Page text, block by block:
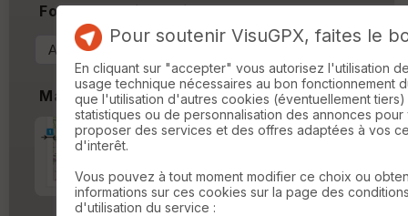
Format & Orientation
Marges
Marge d'impression cm
Marge autour de la trace
%
Pour soutenir VisuGPX, faites le
En cliquant sur "accepter" vous autorisez l'utilisation
usage technique nécessaires au bon fonctionnement
que l'utilisation d'autres cookies (éventuellement
statistiques ou de personnalisation des annonces pour
proposer des services et des offres adaptées à vos
d'interêt.
Vous pouvez à tout moment modifier ce choix ou
informations sur ces cookies sur la page des
d'utilisation du service :